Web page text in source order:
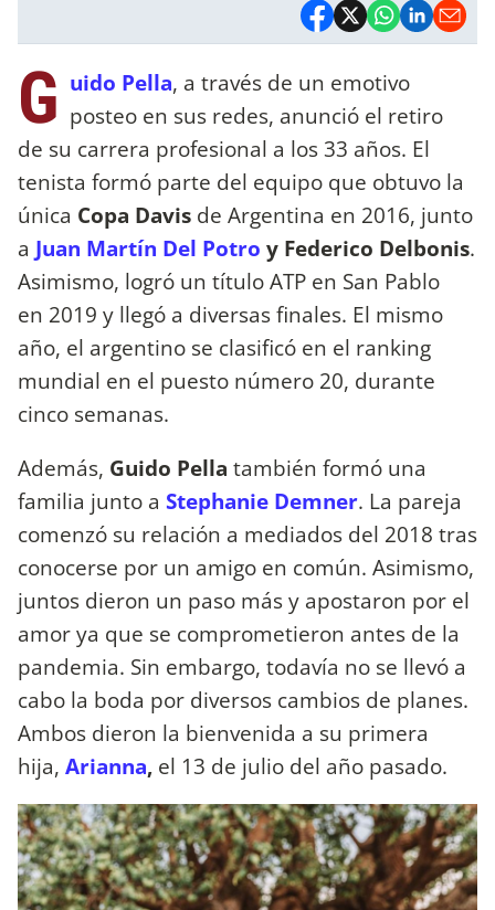
G uido Pella, a través de un emotivo
posteo en sus redes, anunció el retiro
de su carrera profesional a los 33 años. El
tenista formó parte del equipo que obtuvo la
única Copa Davis de Argentina en 2016, junto
a Juan Martín Del Potro y Federico Delbonis.
Asimismo, logró un título ATP en San Pablo
en 2019 y llegó a diversas finales. El mismo
año, el argentino se clasificó en el ranking
mundial en el puesto número 20, durante
cinco semanas.
Además, Guido Pella también formó una
familia junto a Stephanie Demner. La pareja
comenzó su relación a mediados del 2018 tras
conocerse por un amigo en común. Asimismo,
juntos dieron un paso más y apostaron por el
amor ya que se comprometieron antes de la
pandemia. Sin embargo, todavía no se llevó a
cabo la boda por diversos cambios de planes.
Ambos dieron la bienvenida a su primera
hija, Arianna, el 13 de julio del año pasado.